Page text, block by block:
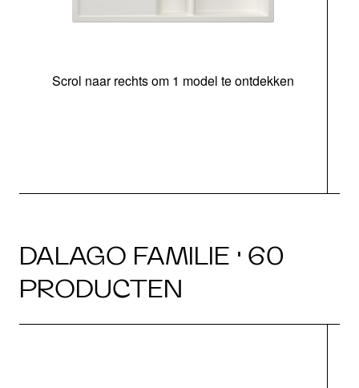
Scrol naar rechts om 1 model te ontdekken
DALAGO FAMILIE · 60
PRODUCTEN